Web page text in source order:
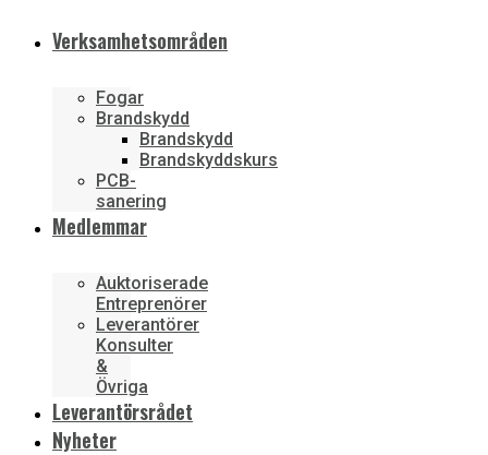
Verksamhetsområden
Fogar
Brandskydd
Brandskydd
Brandskyddskurs
PCB-
sanering
Medlemmar
Auktoriserade
Entreprenörer
Leverantörer
Konsulter
&
Övriga
Leverantörsrådet
Nyheter